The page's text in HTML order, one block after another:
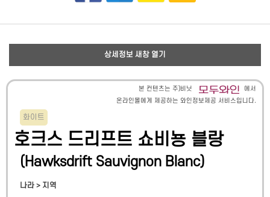
상세정보 새창 열기
본 컨텐츠는 주)비닛
에서
온라인몰에게 제공하는 와인정보제공 서비스입니다.
화이트
호크스 드리프트 쇼비뇽 블랑
(Hawksdrift Sauvignon Blanc)
나라 > 지역